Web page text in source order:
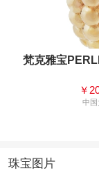
梵克雅宝
￥
中国
珠宝图片